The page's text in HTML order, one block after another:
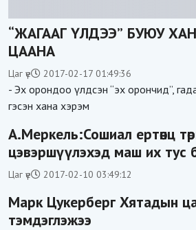
“ЖАГААГ ҮЛДЭЭ” БУЮУ
ЦААНА
Цаг үе 2017-02-17 01:49:36
- Эх орондоо үлдсэн “эх орончид”,
гэсэн хана хэрэм
А.Меркель:Сошиал ертөнц
цэвэршүүлэхэд маш их тус
Цаг үе 2017-02-10 03:49:12
Марк Цукерберг Хятадын
тэмдэглэжээ